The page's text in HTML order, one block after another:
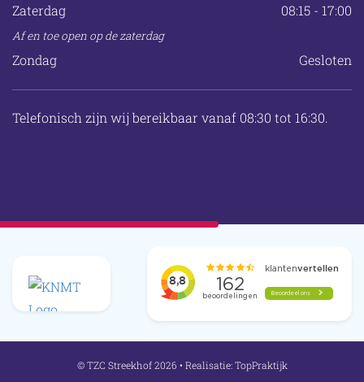
Zaterdag
08:15 - 17:00
Af en toe open op de zaterdag
Zondag Gesloten
Telefonisch zijn wij bereikbaar vanaf 08:30 tot 16:30.
© TZC Streekhof 2026 • Realisatie:TopPraktijk